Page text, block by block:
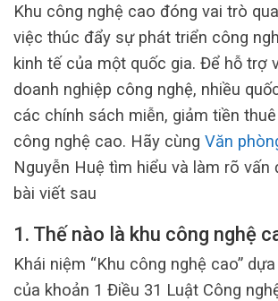
Khu công nghệ cao đóng vai trò
việc thúc đẩy sự phát triển công
kinh tế của một quốc gia. Để hỗ trợ
doanh nghiệp công nghệ, nhiều
các chính sách miễn, giảm tiền
công nghệ cao. Hãy cùng Văn
Nguyễn Huệ tìm hiểu và làm rõ vấn
bài viết sau
1. Thế nào là khu công nghệ
Khái niệm “Khu công nghệ cao”
của khoản 1 Điều 31 Luật Công